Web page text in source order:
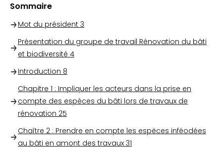
Sommaire
Mot du président 3
Présentation du groupe de travail Rénovation du bâti
et biodiversité 4
Introduction 8
Chapitre 1 : Impliquer les acteurs dans la prise en
compte des espèces du bâti lors de travaux de
rénovation 25
Chaître 2 : Prendre en compte les espèces inféodées
au bâti en amont des travaux 31